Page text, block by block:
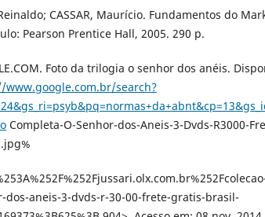
CASSAR, Maurício. Fundamentos do
Pearson Prentice Hall, 2005. 290 p.
Foto da trilogia o senhor dos anéis.
www.google.com.br/search?
Completa-O-Senhor-dos-Aneis-3-Dvds-R3000-
dos-aneis-3-dvds-r-30-00-frete-gratis-brasil-